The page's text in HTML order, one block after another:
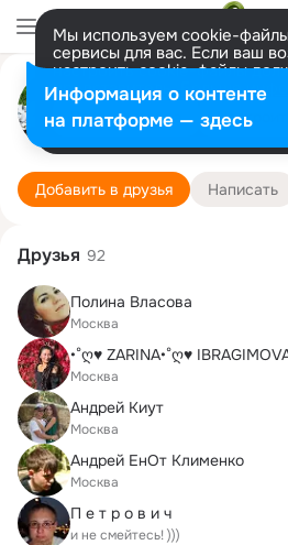
Мы используем cookie-
сервисы для вас. Если ваш
настроить cookie-файлы
представитель. Больше
Разрешить все Настроить
Антон Конобеев
Город Герой Москва
1694 центр
Добавить в друзья Написать
Друзья 92
Полина Власова
Москва
•°ღ♥ ZARINA•°ღ♥
Москва
Андрей Киут
Москва
Андрей ЕнОт Клименко
Москва
П е т р о в и ч
и не смейтесь! )))
Информация о контенте
на платформе — здесь